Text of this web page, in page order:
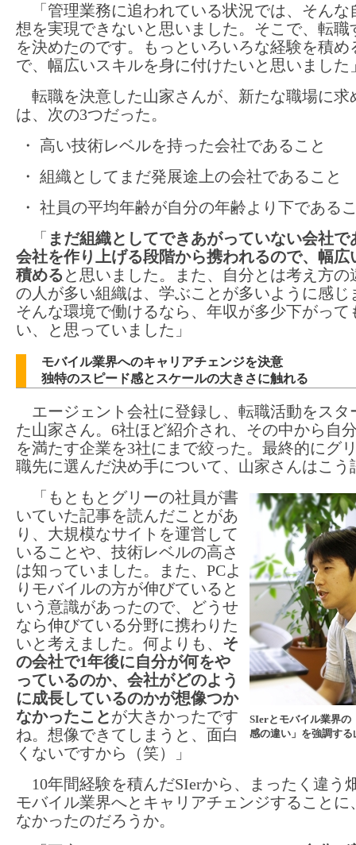
「管理業務に追われている状況では、そんな
想を実現できないと思いました。そこで、転職
を決めたのです。もっといろいろな経験を積め
で、幅広いスキルを身に付けたいと思いました
転職を決意した山家さんが、新たな職場に求
は、次の3つだった。
・ 高い技術レベルを持った会社であること
・ 組織としてまだ発展途上の会社であること
・ 社員の平均年齢が自分の年齢より下である
「 まだ組織としてできあがっていない会社で
会社を作り上げる段階から携われるので、幅広
積める と思いました。また、自分とは考え方の
の人が多い組織は、学ぶことが多いように感じ
そんな環境で働けるなら、年収が多少下がって
い、と思っていました」
モバイル業界へのキャリアチェンジを決意
独特のスピード感とスケールの大きさに触れる
エージェント会社に登録し、転職活動をスタ
た山家さん。6社ほど紹介され、その中から自
を満たす企業を3社にまで絞った。最終的にグ
職先に選んだ決め手について、山家さんはこう
SIerとモバイル業界の
感の違い」を強調する
「もともとグリーの社員が書
いていた記事を読んだことがあ
り、大規模なサイトを運営して
いることや、技術レベルの高さ
は知っていました。また、PCよ
りモバイルの方が伸びていると
いう意識があったので、どうせ
なら伸びている分野に携わりた
いと考えました。何よりも、 そ
の会社で1年後に自分が何をや
っているのか、会社がどのよう
に成長しているのかが想像つか
なかったことが大きかったです
ね。想像できてしまうと、面白
くないですから（笑）」
10年間経験を積んだSIerから、まったく違う
モバイル業界へとキャリアチェンジすることに
なかったのだろうか。